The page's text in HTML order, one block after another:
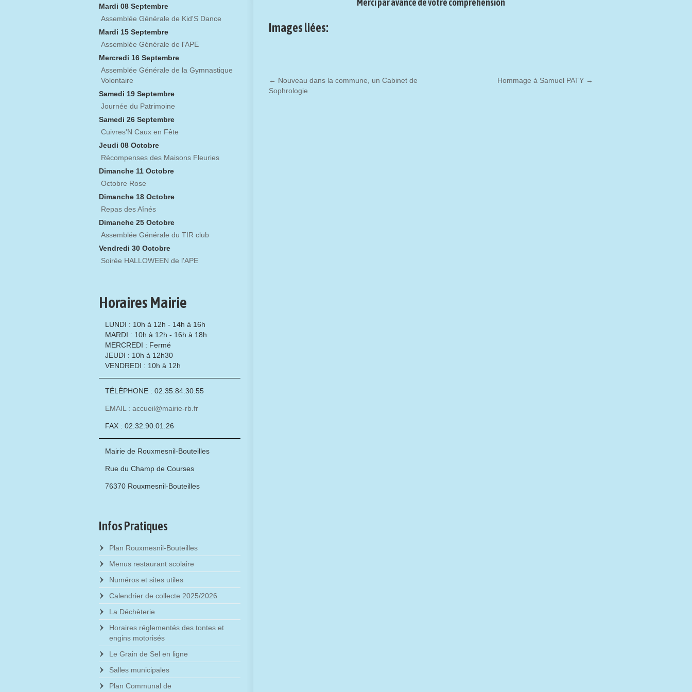
Merci par avance de votre compréhension
Images liées:
← Nouveau dans la commune, un Cabinet de
Sophrologie
Hommage à Samuel PATY →
Mardi 08 Septembre
Assemblée Générale de Kid'S Dance
Mardi 15 Septembre
Assemblée Générale de l'APE
Mercredi 16 Septembre
Assemblée Générale de la Gymnastique
Volontaire
Samedi 19 Septembre
Journée du Patrimoine
Samedi 26 Septembre
Cuivres'N Caux en Fête
Jeudi 08 Octobre
Récompenses des Maisons Fleuries
Dimanche 11 Octobre
Octobre Rose
Dimanche 18 Octobre
Repas des Aînés
Dimanche 25 Octobre
Assemblée Générale du TIR club
Vendredi 30 Octobre
Soirée HALLOWEEN de l'APE
Horaires Mairie
LUNDI : 10h à 12h - 14h à 16h
MARDI : 10h à 12h - 16h à 18h
MERCREDI : Fermé
JEUDI : 10h à 12h30
VENDREDI : 10h à 12h
TÉLÉPHONE : 02.35.84.30.55
EMAIL : accueil@mairie-rb.fr
FAX : 02.32.90.01.26
Mairie de Rouxmesnil-Bouteilles
Rue du Champ de Courses
76370 Rouxmesnil-Bouteilles
Infos Pratiques
Plan Rouxmesnil-Bouteilles
Menus restaurant scolaire
Numéros et sites utiles
Calendrier de collecte 2025/2026
La Déchèterie
Horaires réglementés des tontes et
engins motorisés
Le Grain de Sel en ligne
Salles municipales
Plan Communal de